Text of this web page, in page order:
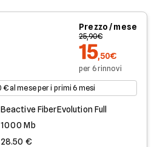
Prezzo / mese
25,90€
15,50€
per 6 rinnovi
€ al mese per i primi 6 mesi
Beactive FiberEvolution Full
1000 Mb
28.50 €